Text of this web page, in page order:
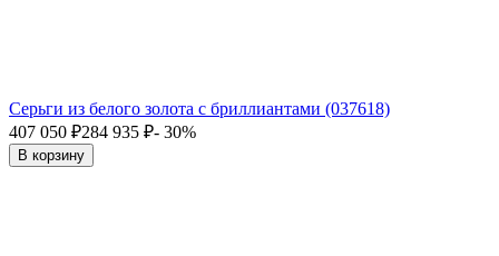
Серьги из белого золота с бриллиантами (037618)
407 050 ₽284 935 ₽- 30%
В корзину